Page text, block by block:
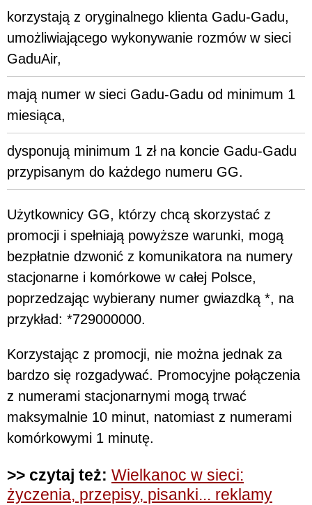
korzystają z oryginalnego klienta Gadu-Gadu,
umożliwiającego wykonywanie rozmów w sieci
GaduAir,
mają numer w sieci Gadu-Gadu od minimum 1
miesiąca,
dysponują minimum 1 zł na koncie Gadu-Gadu
przypisanym do każdego numeru GG.
Użytkownicy GG, którzy chcą skorzystać z
promocji i spełniają powyższe warunki, mogą
bezpłatnie dzwonić z komunikatora na numery
stacjonarne i komórkowe w całej Polsce,
poprzedzając wybierany numer gwiazdką *, na
przykład: *729000000.
Korzystając z promocji, nie można jednak za
bardzo się rozgadywać. Promocyjne połączenia
z numerami stacjonarnymi mogą trwać
maksymalnie 10 minut, natomiast z numerami
komórkowymi 1 minutę.
>> czytaj też: Wielkanoc w sieci:
życzenia, przepisy, pisanki... reklamy